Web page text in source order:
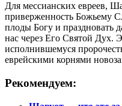
Для мессианских евреев,
приверженность Божьему
плоды Богу и праздновать
нас через Его Святой Дух.
исполнившемуся
еврейскими корнями
Рекомендуем: